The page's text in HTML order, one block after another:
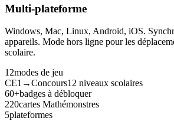
Multi-plateforme
Windows, Mac, Linux, Android, iOS.
appareils. Mode hors ligne pour les
scolaire.
12modes de jeu
CE1→Concours12 niveaux scolaires
60+badges à débloquer
220cartes Mathémonstres
5plateformes